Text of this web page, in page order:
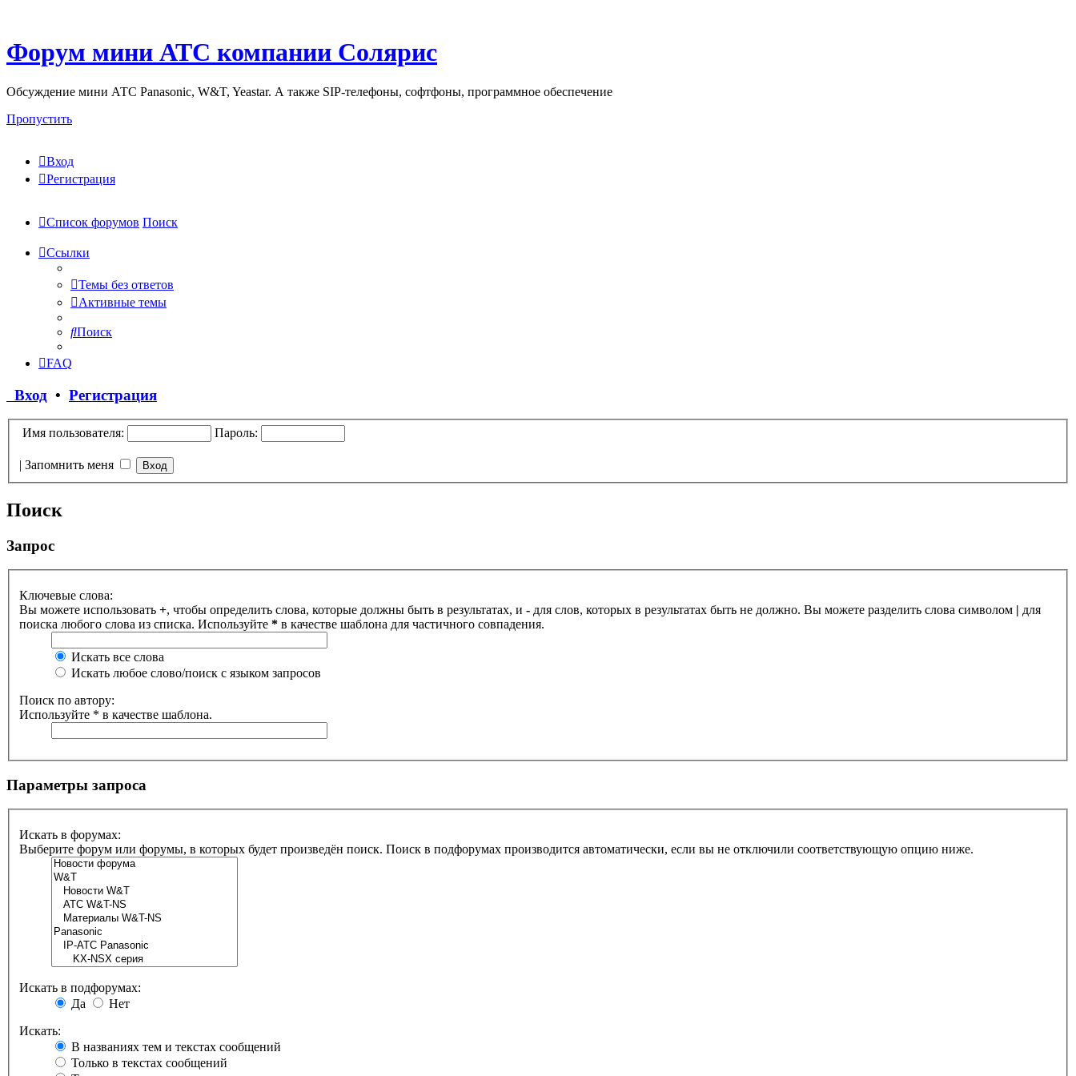
Форум мини АТС компании Солярис
Обсуждение мини АТС Panasonic, W&T, Yeastar. А также SIP-телефоны, софтфоны, программное обеспечение
Пропустить
Вход
Регистрация
Список форумов Поиск
Ссылки
Темы без ответов
Активные темы
Поиск
FAQ
Вход • Регистрация
Имя пользователя: Пароль:
| Запомнить меня
Поиск
Запрос
Ключевые слова:
Вы можете использовать +, чтобы определить слова, которые должны быть в результатах, и - для слов, которых в результатах быть не должно. Вы можете разделить слова символом | для
поиска любого слова из списка. Используйте * в качестве шаблона для частичного совпадения.
Искать все слова
Искать любое слово/поиск с языком запросов
Поиск по автору:
Используйте * в качестве шаблона.
Параметры запроса
Искать в форумах:
Выберите форум или форумы, в которых будет произведён поиск. Поиск в подфорумах производится автоматически, если вы не отключили соответствующую опцию ниже.
Искать в подфорумах:
Да
Нет
Искать:
В названиях тем и текстах сообщений
Только в текстах сообщений